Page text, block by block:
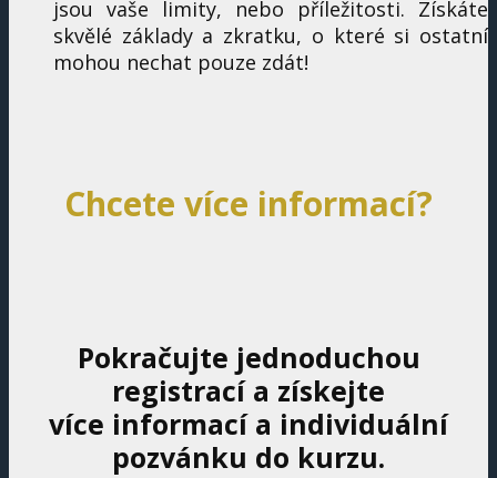
jsou vaše limity, nebo příležitosti. Získáte
skvělé základy a zkratku, o které si ostatní
mohou nechat pouze zdát!
Chcete více informací?
Pokračujte jednoduchou
registrací a získejte
více informací a individuální
pozvánku do kurzu.